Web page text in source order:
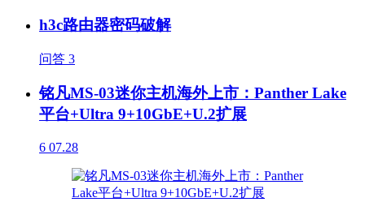
h3c路由器密码破解
问答 3
铭凡MS-03迷你主机海外上市：Panther Lake
平台+Ultra 9+10GbE+U.2扩展
6 07.28